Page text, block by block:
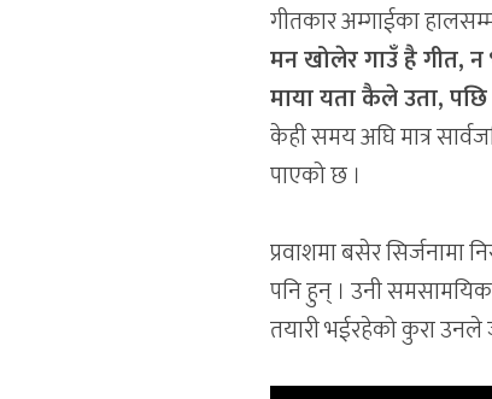
गीतकार अम्गाईका
मन खोलेर गाउँ है गीत,
माया यता कैले उता,
केही समय अघि मात्र
पाएको छ ।
प्रवाशमा बसेर सिर्जनामा
पनि हुन् । उनी
तयारी भईरहेको कुरा उनले